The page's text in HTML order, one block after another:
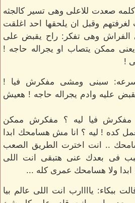
كلمه صعدت للاعلى وهى تسير كالجثه
لغرفتهم وقبل ان يلحقها احد اغلقت
الفراش وهى تفكر: راح يقبض على
ممكن يتصاب او يجراله حاجه !
!
سبنى ومشى مفكرش فيا !
عليه وادم يجراله حاجه ! هعيش
مفكرش فيا ليه ؟ مفكرش ممكن
كده ! ليه ؟ انا مش هسامحك ابدا
.. انت اخترت الطريق الصعب
فى بعدك عنى هتبقى انت اللى
ولا هسامحك عمرى كله ...
ببكاء: ياااارب انت اللى عالم بيا